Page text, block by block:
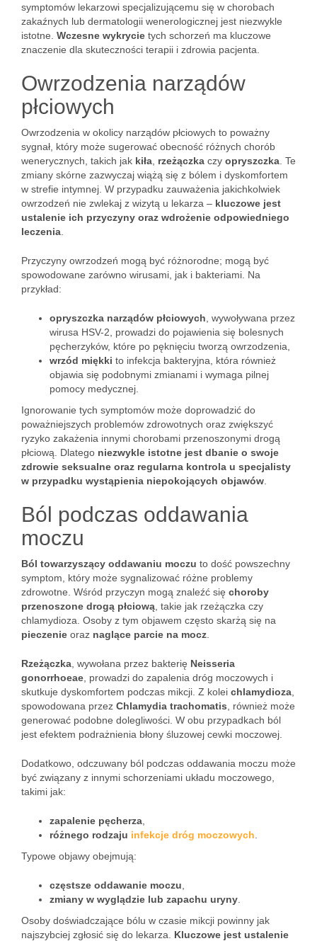
symptomów lekarzowi specjalizującemu się w chorobach
zakaźnych lub dermatologii wenerologicznej jest niezwykle
istotne. Wczesne wykrycie tych schorzeń ma kluczowe
znaczenie dla skuteczności terapii i zdrowia pacjenta.
Owrzodzenia narządów
płciowych
Owrzodzenia w okolicy narządów płciowych to poważny
sygnał, który może sugerować obecność różnych chorób
wenerycznych, takich jak kiła rzeżączka czy opryszczka . Te
zmiany skórne zazwyczaj wiążą się z bólem i dyskomfortem
w strefie intymnej. W przypadku zauważenia jakichkolwiek
owrzodzeń nie zwlekaj z wizytą u lekarza – kluczowe jest
ustalenie ich przyczyny oraz wdrożenie odpowiedniego
leczenia
Przyczyny owrzodzeń mogą być różnorodne; mogą być
spowodowane zarówno wirusami, jak i bakteriami. Na
przykład:
opryszczka narządów płciowych , wywoływana przez
wirusa HSV-2, prowadzi do pojawienia się bolesnych
pęcherzyków, które po pęknięciu tworzą owrzodzenia,
wrzód miękki to infekcja bakteryjna, która również
objawia się podobnymi zmianami i wymaga pilnej
pomocy medycznej.
Ignorowanie tych symptomów może doprowadzić do
poważniejszych problemów zdrowotnych oraz zwiększyć
ryzyko zakażenia innymi chorobami przenoszonymi drogą
płciową. Dlatego niezwykle istotne jest dbanie o swoje
zdrowie seksualne oraz regularna kontrola u specjalisty
w przypadku wystąpienia niepokojących objawów
Ból podczas oddawania
moczu
Ból towarzyszący oddawaniu moczu to dość powszechny
symptom, który może sygnalizować różne problemy
zdrowotne. Wśród przyczyn mogą znaleźć się choroby
przenoszone drogą płciową , takie jak rzeżączka czy
chlamydioza. Osoby z tym objawem często skarżą się na
pieczenie oraz naglące parcie na mocz
Rzeżączka , wywołana przez bakterię Neisseria
gonorrhoeae , prowadzi do zapalenia dróg moczowych i
skutkuje dyskomfortem podczas mikcji. Z kolei chlamydioza
spowodowana przez Chlamydia trachomatis , również może
generować podobne dolegliwości. W obu przypadkach ból
jest efektem podrażnienia błony śluzowej cewki moczowej.
Dodatkowo, odczuwany ból podczas oddawania moczu może
być związany z innymi schorzeniami układu moczowego,
takimi jak:
zapalenie pęcherza
różnego rodzaju infekcje dróg moczowych
Typowe objawy obejmują:
częstsze oddawanie moczu
zmiany w wyglądzie lub zapachu uryny
Osoby doświadczające bólu w czasie mikcji powinny jak
najszybciej zgłosić się do lekarza. Kluczowe jest ustalenie